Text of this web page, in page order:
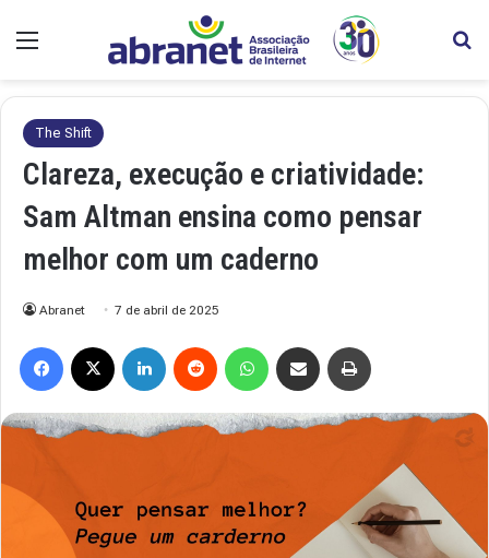
Menu
The Shift
Clareza, execução e criatividade:
Sam Altman ensina como pensar
melhor com um caderno
Abranet 7 de abril de 2025
Facebook Linkedin Reddit WhatsAppCompartilhar via e-mail